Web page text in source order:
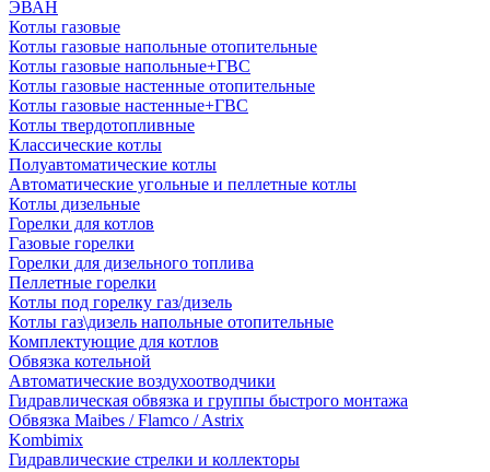
ЭВАН
Котлы газовые
Котлы газовые напольные отопительные
Котлы газовые напольные+ГВС
Котлы газовые настенные отопительные
Котлы газовые настенные+ГВС
Котлы твердотопливные
Классические котлы
Полуавтоматические котлы
Автоматические угольные и пеллетные котлы
Котлы дизельные
Горелки для котлов
Газовые горелки
Горелки для дизельного топлива
Пеллетные горелки
Котлы под горелку газ/дизель
Котлы газ\дизель напольные отопительные
Комплектующие для котлов
Обвязка котельной
Автоматические воздухоотводчики
Гидравлическая обвязка и группы быстрого монтажа
Обвязка Maibes / Flamco / Astrix
Kombimix
Гидравлические стрелки и коллекторы